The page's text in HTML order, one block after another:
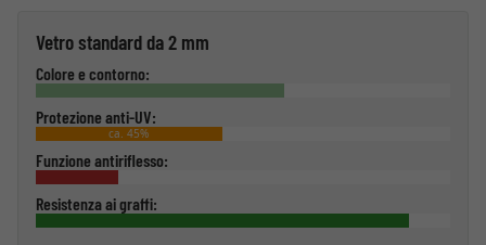
Vetro standard da 2 mm
Colore e contorno:
Protezione anti-UV:
ca. 45%
Funzione antiriflesso:
Resistenza ai graffi: